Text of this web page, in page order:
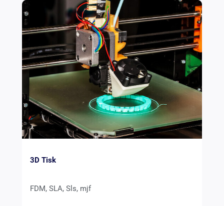
3D Tisk
FDM, SLA, Sls, mjf